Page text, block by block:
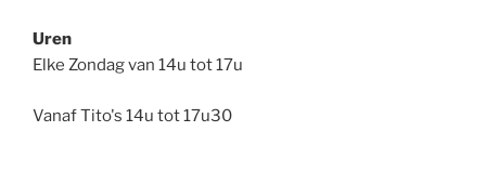
Uren
Elke Zondag van 14u tot 17u
Vanaf Tito's 14u tot 17u30